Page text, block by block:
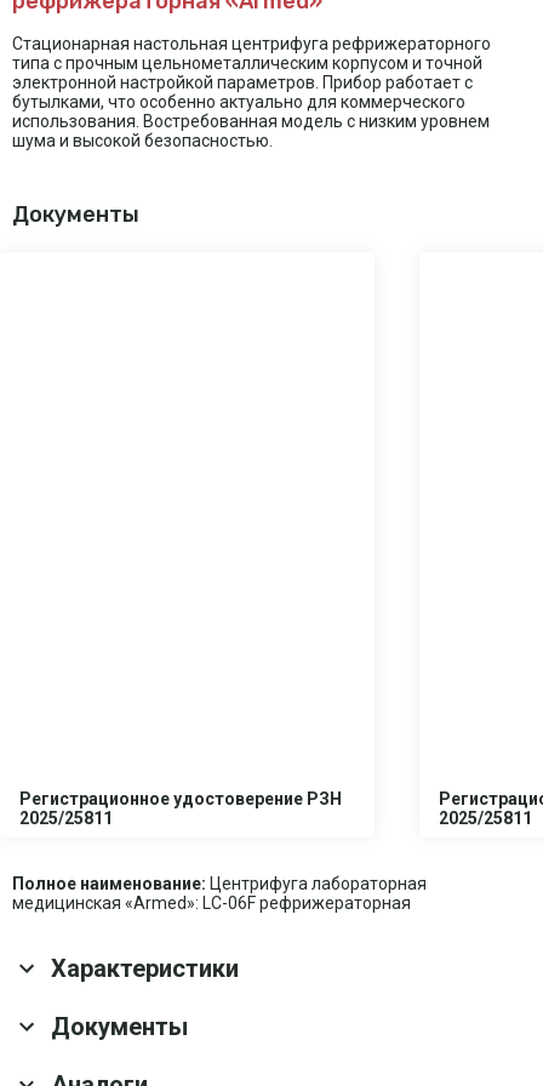
Стационарная настольная центрифуга рефрижераторного
типа с прочным цельнометаллическим корпусом и точной
электронной настройкой параметров. Прибор работает с
бутылками, что особенно актуально для коммерческого
использования. Востребованная модель с низким уровнем
шума и высокой безопасностью.
Документы
Регистрационное удостоверение РЗН
2025/25811
2025/25811
Полное наименование: Центрифуга лабораторная
медицинская «Armed»: LC-06F рефрижераторная
Характеристики
Основные характеристики
Документы